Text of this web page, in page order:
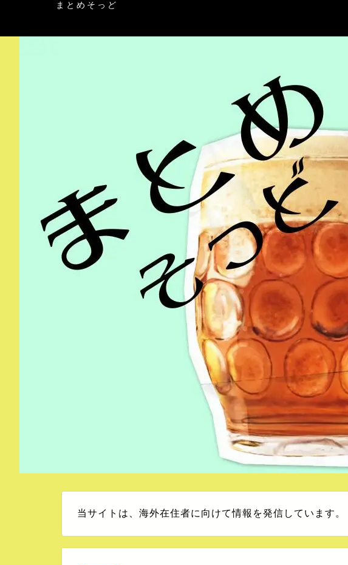
まとめそっど
当サイトは、海外在住者に向けて情報を発信しています。